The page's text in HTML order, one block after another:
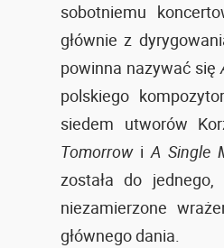
sobotniemu
głównie z
powinna nazywać się
polskiego
siedem utworów
TomorrowiA Single
została do
niezamierzone
głównego dania.